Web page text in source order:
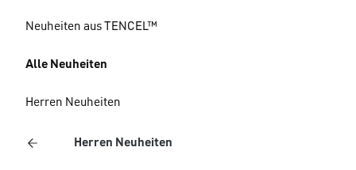
Neuheiten aus TENCEL™
Alle Neuheiten
Herren Neuheiten
Herren Neuheiten